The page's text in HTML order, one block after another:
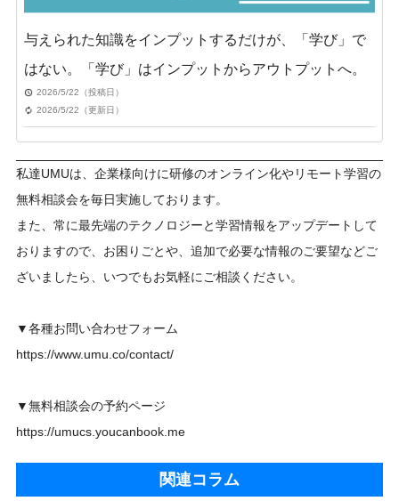
与えられた知識をインプットするだけが、「学び」で
はない。「学び」はインプットからアウトプットへ。
2026/5/22（投稿日）
2026/5/22（更新日）
私達UMUは、企業様向けに研修のオンライン化やリモート学習の
無料相談会を毎日実施しております。
また、常に最先端のテクノロジーと学習情報をアップデートして
おりますので、お困りごとや、追加で必要な情報のご要望などご
ざいましたら、いつでもお気軽にご相談ください。
▼各種お問い合わせフォーム
https://www.umu.co/contact/
▼無料相談会の予約ページ
https://umucs.youcanbook.me
関連コラム